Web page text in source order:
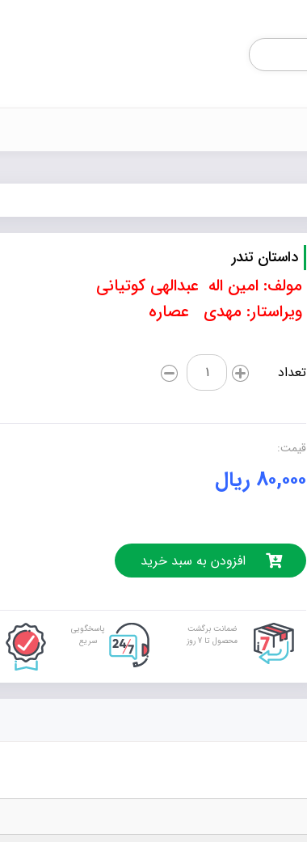
Products
search
داستان تندر
مولف: امین اله عبدالهی کوتیانی
ویراستار: مهدی عصاره
تعداد
داستان
تندر
قیمت:
۸۰,۰۰۰ ریال
افزودن به سبد خرید
ضمانت برگشت
محصول تا 7 روز
پاسخگویی
سریع